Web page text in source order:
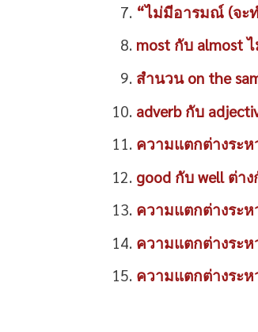
“ไม่มีอารมณ์ (จะ
most กับ almost
สำนวน on the
adverb กับ
ความแตกต่างระห
good กับ well ต่า
ความแตกต่างระห
ความแตกต่างระห
ความแตกต่างระห